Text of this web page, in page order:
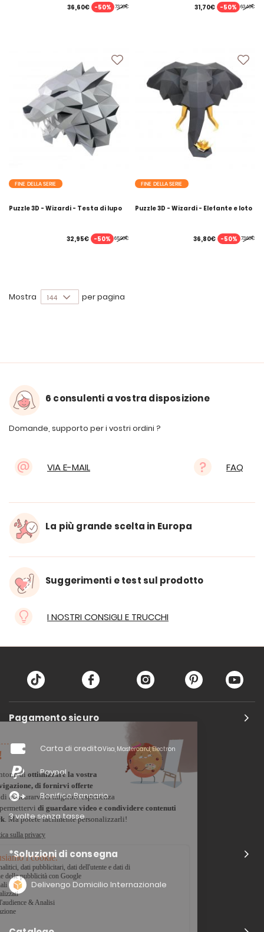
73,20€
36,60€ -50% 63,40€
31,70€ -50%
FINE DELLA SERIE
Puzzle 3D - Wizardi - Testa di lupo
65,90€
32,95€ -50%
FINE DELLA SERIE
Puzzle 3D - Wizardi - Elefante e loto
73,60€
36,80€ -50%
Mostra per pagina
6 consulenti a vostra disposizione
Domande, supporto per i vostri ordini ?
VIA E-MAIL FAQ
La più grande scelta in Europa
Suggerimenti e test sul prodotto
I NOSTRI CONSIGLI E TRUCCHI
Pagamento sicuro
Carta di creditoVisa, Mastercard, Electron
Paypal
Bonifico Bancario
3 volte senza tasse
*Soluzioni di consegna
Delivengo Domicilio Internazionale